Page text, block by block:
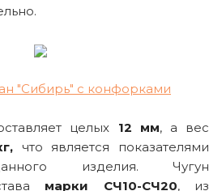
"Сибирь" с конфорками
целых 12 мм, а вес
что является показателями
изделия. Чугун
марки СЧ10-СЧ20, из